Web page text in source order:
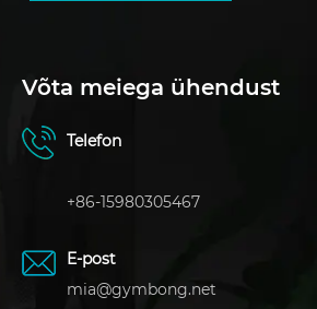
Võta meiega ühendust
Telefon
+86-15980305467
E-post
mia@gymbong.net